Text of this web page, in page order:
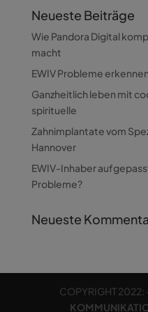
Neueste Beiträge
Wie Pandora Digital
macht
EWIV Probleme
Ganzheitlich leben mit
spirituelle
Zahnimplantate vom
Hannover
EWIV-Inhaber
Probleme?
Neueste
COPYRIGHT 2022: